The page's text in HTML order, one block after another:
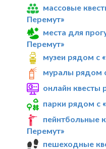
массовые
Перемут»
места для
Перемут»
музеи рядом с
муралы рядом
онлайн квесты
парки рядом с
пейнтбольные
Перемут»
пешеходные